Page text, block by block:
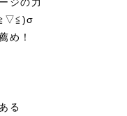
め！
る